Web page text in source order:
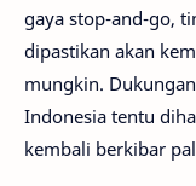
gaya stop-and-go,
dipastikan akan
mungkin.
Indonesia tentu
kembali berkibar